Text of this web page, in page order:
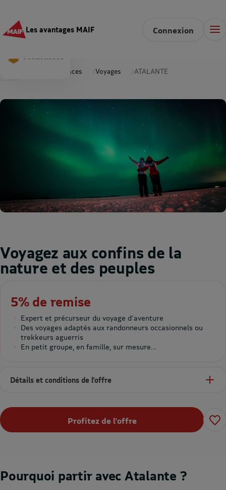
Les avantages MAIF Connexion
Vacances Voyages ATALANTE
Pourquoi partir avec Atalante ?
Voyagez aux confins de la
nature et des peuples
5% de remise
Expert et précurseur du voyage d'aventure
Des voyages adaptés aux randonneurs occasionnels ou
trekkeurs aguerris
En petit groupe, en famille, sur mesure…
Détails et conditions de l’offre
Profitez de l’offre